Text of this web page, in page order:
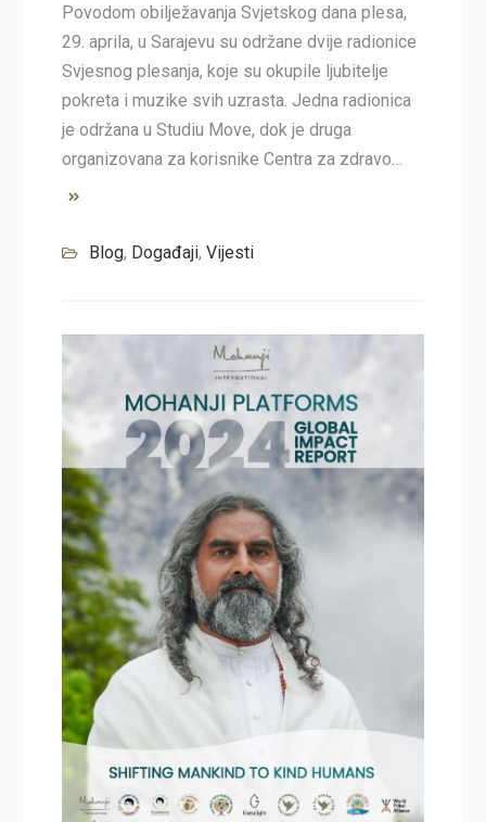
Povodom obilježavanja Svjetskog dana plesa,
29. aprila, u Sarajevu su održane dvije radionice
Svjesnog plesanja, koje su okupile ljubitelje
pokreta i muzike svih uzrasta. Jedna radionica
je održana u Studiu Move, dok je druga
organizovana za korisnike Centra za zdravo…
Blog, Događaji, Vijesti